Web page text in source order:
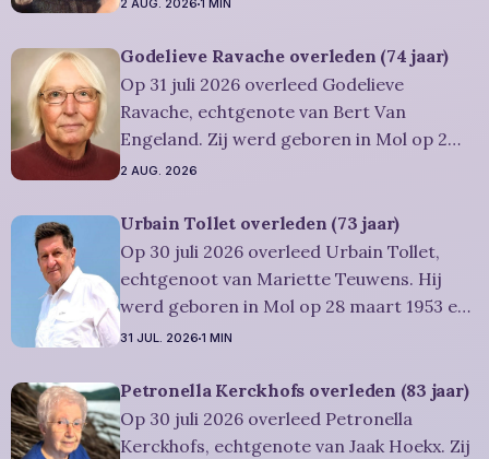
werd 84 jaar. Rouwbericht Severens: De
uitvaartdienst zal in besloten kring
plaatshebben. U kan Miet
2 AUG. 2026 1 MIN
Godelieve Ravache overleden (74 jaar)
Op 31 juli 2026 overleed Godelieve
Ravache, echtgenote van Bert Van
Engeland. Zij werd geboren in Mol op 2
juni 1952 en is overleden in Lommel op 31
werd 74 jaar. Rouwbericht Severens: De
afscheidsviering heeft plaats in besloten
kring. U kan
2 AUG. 2026
Urbain Tollet overleden (73 jaar)
Op 30 juli 2026 overleed Urbain Tollet,
echtgenoot van Mariette Teuwens. Hij
werd geboren in Mol op 28 maart 1953 en
is overleden in Overpelt op 30 juli 2026. Hij
jaar. Rouwbericht Severens: De
afscheidsviering van Urbain waarop u
vriendelijk wordt uitgenodigd, zal
31 JUL. 2026 1 MIN
Petronella Kerckhofs overleden (83 jaar)
Op 30 juli 2026 overleed Petronella
Kerckhofs, echtgenote van Jaak Hoekx. Zij